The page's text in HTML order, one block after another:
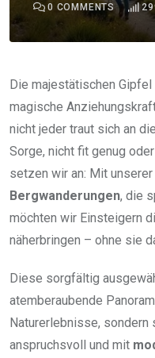
0 COMMENTS
Die majestätischen
magische
nicht jeder traut sich an
Sorge, nicht fit genug
setzen wir an: Mit
Bergwanderungen, die
möchten wir Einsteigern
näherbringen – ohne sie
Diese sorgfältig
atemberaubende
Naturerlebnisse, sondern
anspruchsvoll und mit